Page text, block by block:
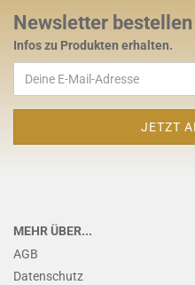
Newsletter bestellen
Infos zu Produkten erhalten.
MEHR ÜBER...
AGB
Datenschutz